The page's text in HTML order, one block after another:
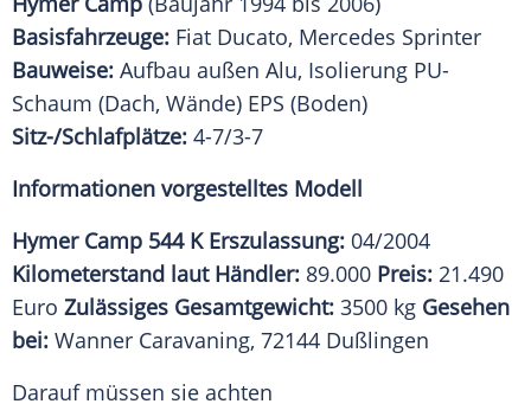
Basisfahrzeuge: Fiat Ducato, Mercedes Sprinter
Bauweise: Aufbau außen Alu, Isolierung PU-
Schaum (Dach, Wände) EPS (Boden)
Sitz-/Schlafplätze: 4-7/3-7
Informationen vorgestelltes Modell
Hymer Camp 544 K Erszulassung: 04/2004
Kilometerstand laut Händler: 89.000 Preis: 21.490
Euro Zulässiges Gesamtgewicht: 3500 kg Gesehen
bei: Wanner Caravaning, 72144 Dußlingen
Darauf müssen sie achten